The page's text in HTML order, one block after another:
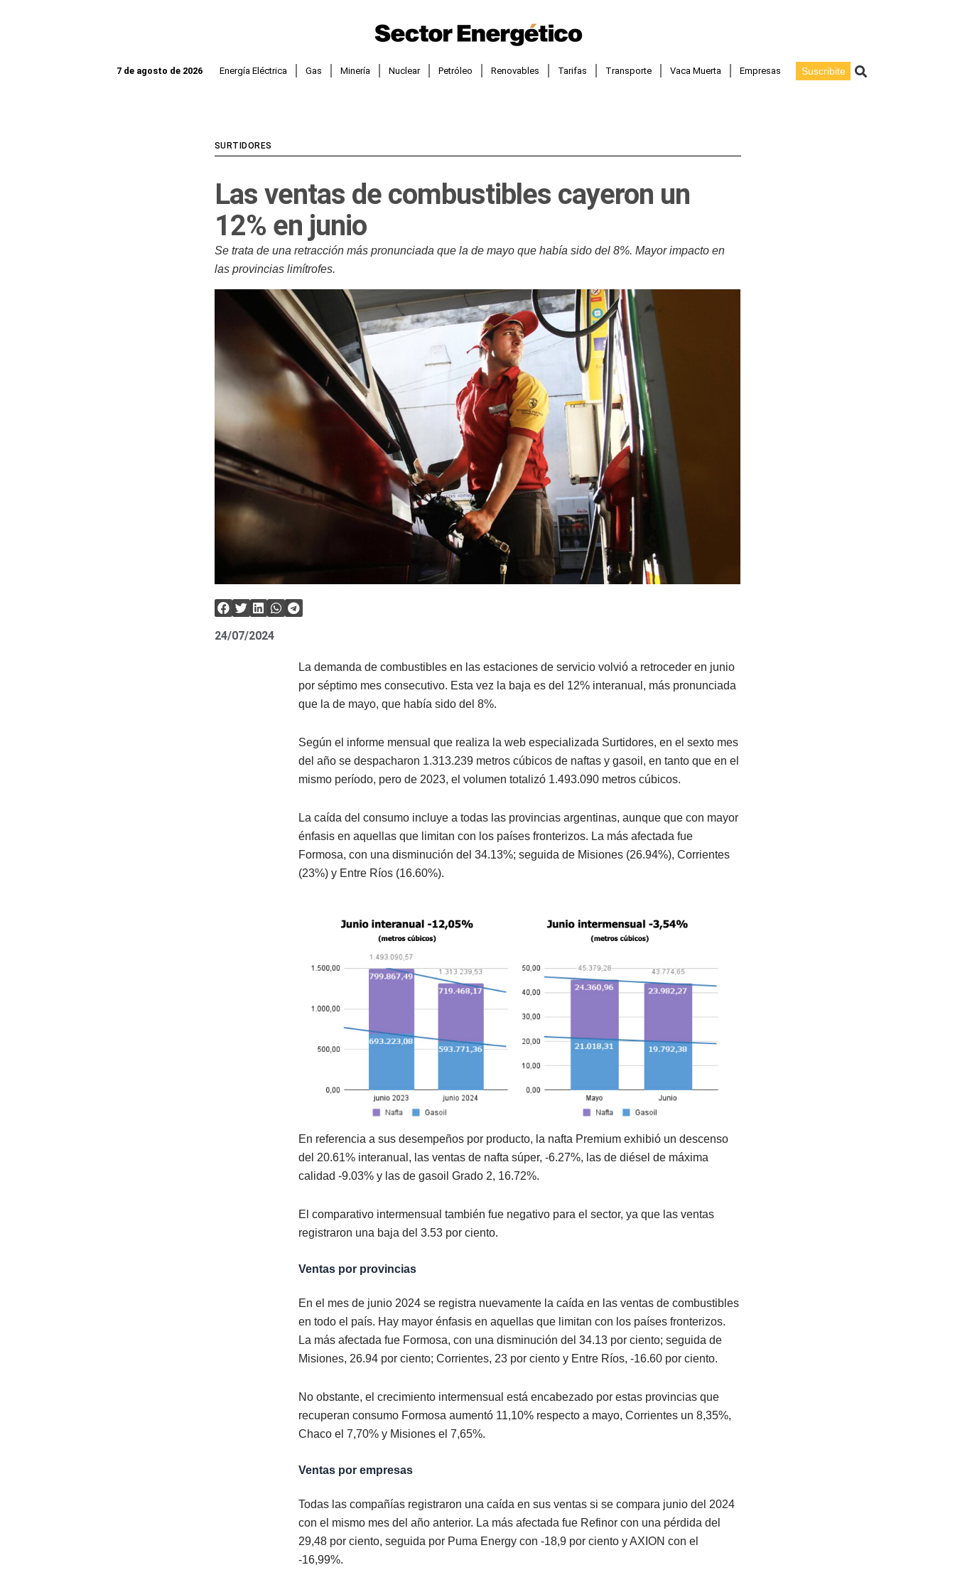
7 de agosto de 2026 Energía Eléctrica Gas Minería Nuclear Petróleo Renovables Tarifas Transporte Vaca Muerta Empresas Suscribite Buscar
SURTIDORES
Las ventas de combustibles cayeron un
12% en junio
Se trata de una retracción más pronunciada que la de mayo que había sido del 8%. Mayor impacto en
las provincias limítrofes.
24/07/2024
La demanda de combustibles en las estaciones de servicio volvió a retroceder en junio
por séptimo mes consecutivo. Esta vez la baja es del 12% interanual, más pronunciada
que la de mayo, que había sido del 8%.
Según el informe mensual que realiza la web especializada Surtidores, en el sexto mes
del año se despacharon 1.313.239 metros cúbicos de naftas y gasoil, en tanto que en el
mismo período, pero de 2023, el volumen totalizó 1.493.090 metros cúbicos.
La caída del consumo incluye a todas las provincias argentinas, aunque que con mayor
énfasis en aquellas que limitan con los países fronterizos. La más afectada fue
Formosa, con una disminución del 34.13%; seguida de Misiones (26.94%), Corrientes
(23%) y Entre Ríos (16.60%).
En referencia a sus desempeños por producto, la nafta Premium exhibió un descenso
del 20.61% interanual, las ventas de nafta súper, ‑6.27%, las de diésel de máxima
calidad ‑9.03% y las de gasoil Grado 2, 16.72%.
El comparativo intermensual también fue negativo para el sector, ya que las ventas
registraron una baja del 3.53 por ciento.
Ventas por provincias
En el mes de junio 2024 se registra nuevamente la caída en las ventas de combustibles
en todo el país. Hay mayor énfasis en aquellas que limitan con los países fronterizos.
La más afectada fue Formosa, con una disminución del 34.13 por ciento; seguida de
Misiones, 26.94 por ciento; Corrientes, 23 por ciento y Entre Ríos, ‑16.60 por ciento.
No obstante, el crecimiento intermensual está encabezado por estas provincias que
recuperan consumo Formosa aumentó 11,10% respecto a mayo, Corrientes un 8,35%,
Chaco el 7,70% y Misiones el 7,65%.
Ventas por empresas
Todas las compañías registraron una caída en sus ventas si se compara junio del 2024
con el mismo mes del año anterior. La más afectada fue Refinor con una pérdida del
29,48 por ciento, seguida por Puma Energy con ‑18,9 por ciento y AXION con el
‑16,99%.